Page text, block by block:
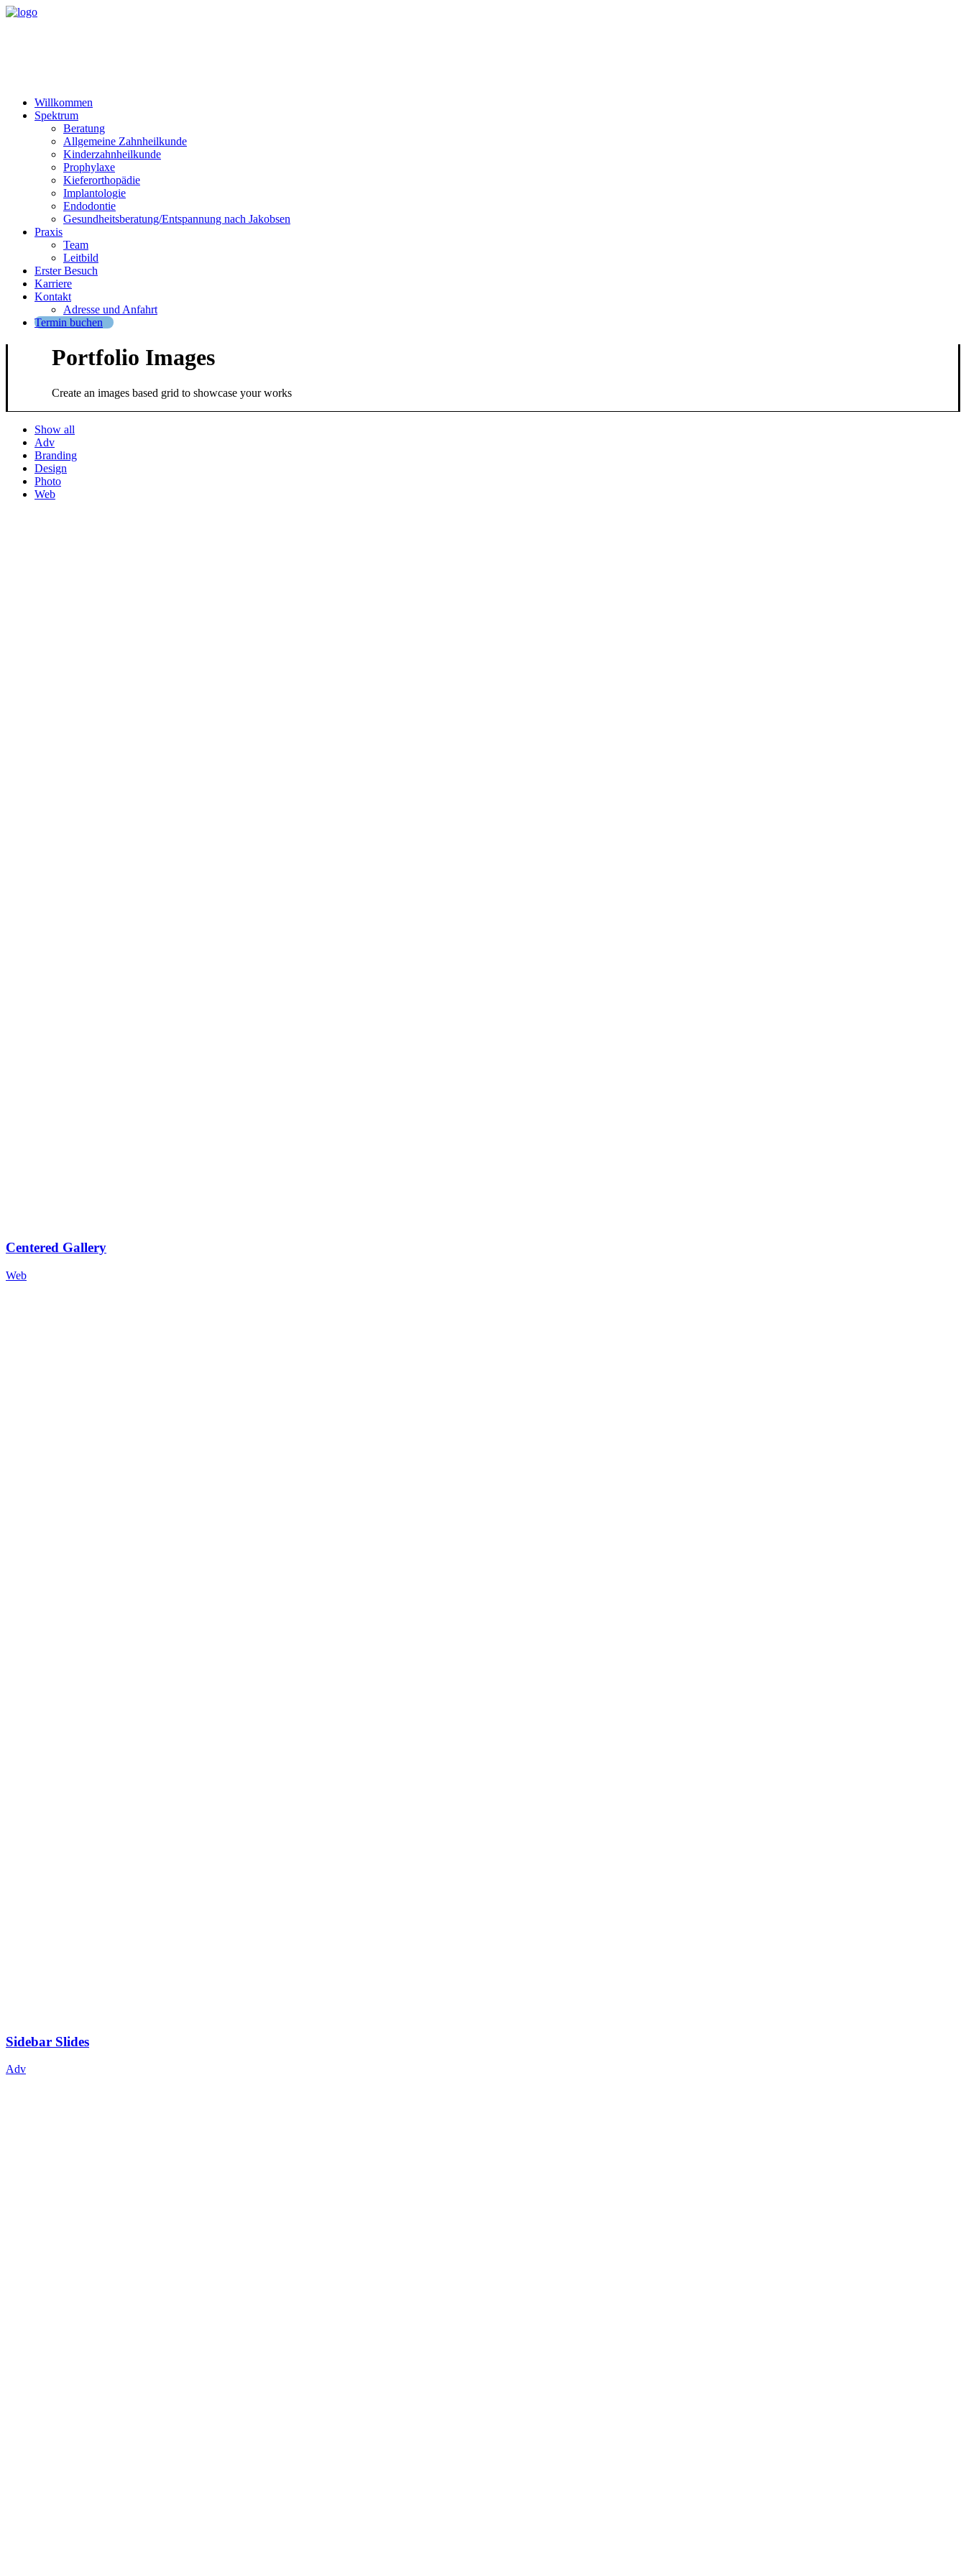
Willkommen
Spektrum
Beratung
Allgemeine Zahnheilkunde
Kinderzahnheilkunde
Prophylaxe
Kieferorthopädie
Implantologie
Endodontie
Gesundheitsberatung/Entspannung nach Jakobsen
Praxis
Team
Leitbild
Erster Besuch
Karriere
Kontakt
Adresse und Anfahrt
Termin buchen
Portfolio Images
Create an images based grid to showcase your works
Show all
Adv
Branding
Design
Photo
Web
Centered Gallery
Web
Sidebar Slides
Adv